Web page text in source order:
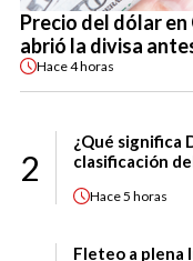
Precio del dólar
abrió la divisa
Hace4 horas
2
¿Qué significa
clasificación
Hace5 horas
Fleteo a plena